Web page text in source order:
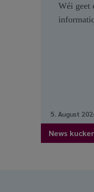
Wéi geet
5. August
News